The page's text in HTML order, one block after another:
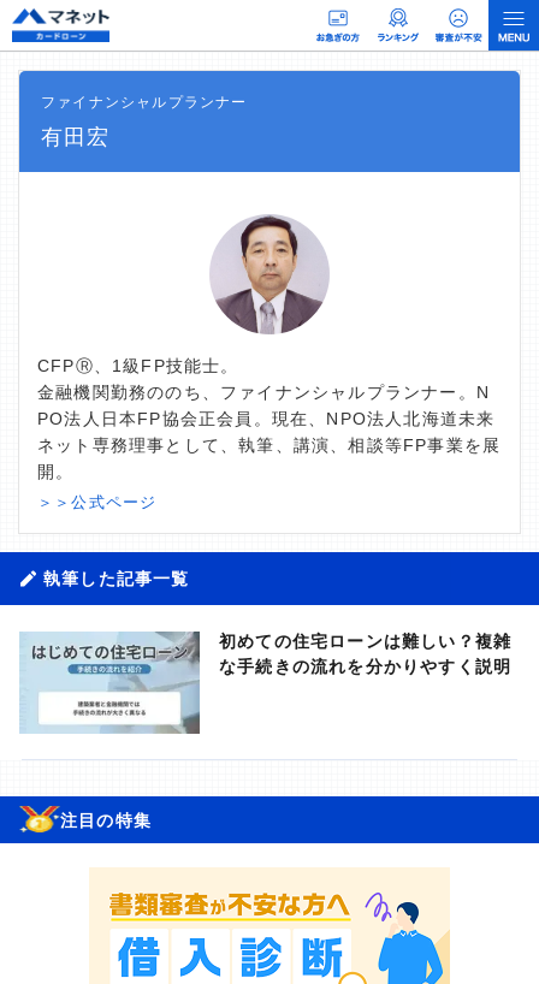
ファイナンシャルプランナー
有田宏
CFPⓇ、1級FP技能士。
金融機関勤務ののち、ファイナンシャルプランナー。N
PO法人日本FP協会正会員。現在、NPO法人北海道未来
ネット専務理事として、執筆、講演、相談等FP事業を展
開。
＞＞公式ページ
執筆した記事一覧
初めての住宅ローンは難しい？複雑
な手続きの流れを分かりやすく説明
注目の特集